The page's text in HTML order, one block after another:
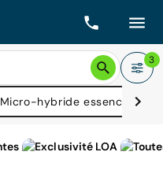
3
Micro-hybride essence